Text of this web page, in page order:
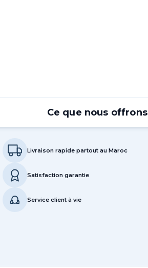
Ce que nous offrons
Livraison rapide partout au Maroc
Satisfaction garantie
Service client à vie